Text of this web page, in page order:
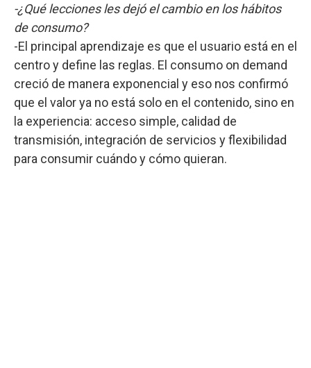
-¿Qué lecciones les dejó el cambio en los hábitos
de consumo?
-El principal aprendizaje es que el usuario está en el
centro y define las reglas. El consumo on demand
creció de manera exponencial y eso nos confirmó
que el valor ya no está solo en el contenido, sino en
la experiencia: acceso simple, calidad de
transmisión, integración de servicios y flexibilidad
para consumir cuándo y cómo quieran.